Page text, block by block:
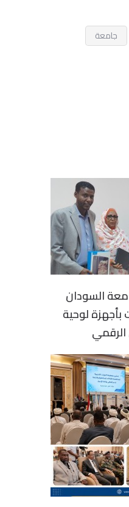
جامعة
السودان
بأجهزة لوحية